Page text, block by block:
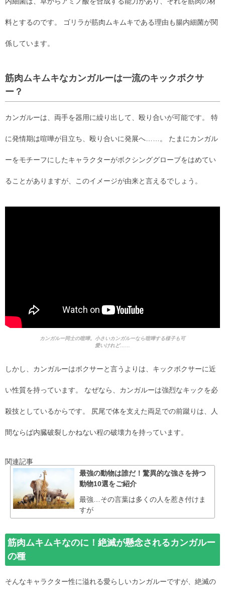
料とするのです。 ゴリラが筋肉ムキムキである理由も腸内細菌が関
係しています。
筋肉ムキムキなカンガルーは一流のキックボクサ
ー？
カンガルーは、両手を器用に繰り出して、殴り合いが可能です。 特
に発情期は喧嘩が目立ち、殴り合いに発展へ……。 たまにカンガル
ーをモチーフにしたキャラクターがボクシンググローブをはめてい
ることがありますが、このイメージが由来と言えるでしょう。
カンガルー同士の喧嘩。小さいカンガルーなら喧嘩する様子も可
愛いけれど……
しかし、カンガルーはボクサーと言うよりは、キックボクサーに近
い性質を持っています。 なぜなら、カンガルーは強烈なキックを必
殺技としているからです。 尻尾で体を支えた両足での前蹴りは、人
間ならば内臓破裂しかねない程の破壊力を持っています。
関連記事
最強の動物は誰だ！驚異的な強さを持つ
動物10選をご紹介
最強…その言葉は多くの人を惹き付けま
すが
筋肉ムキムキなのに！絶滅が懸念されるカンガルー
の種
そんなキャラクター性に溢れる愛らしいカンガルーですが、絶滅の